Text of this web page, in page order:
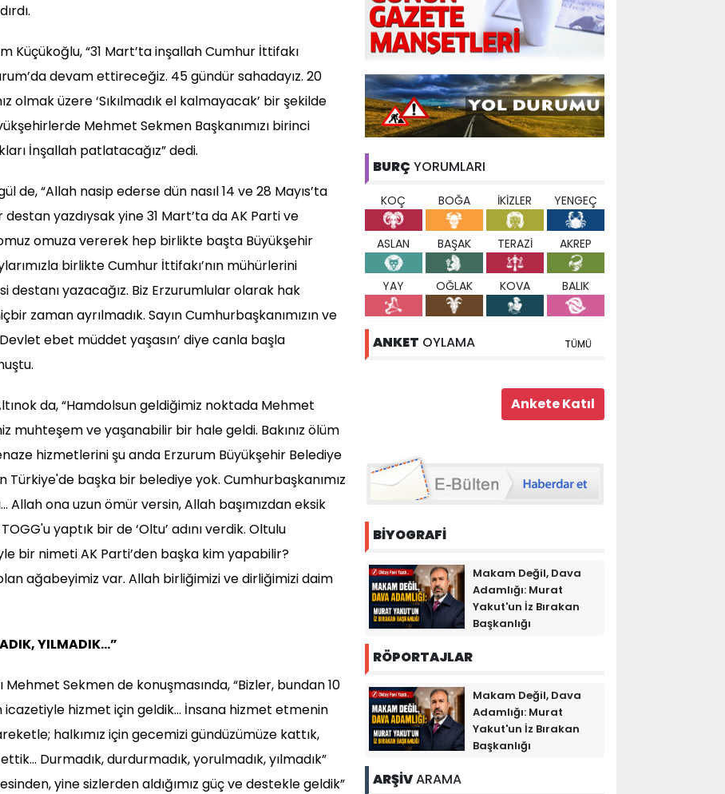
Küçükoğlu, “31 Mart’ta inşallah Cumhur İttifakı
devam ettireceğiz. 45 gündür sahadayız. 20
olmak üzere ‘Sıkılmadık el kalmayacak’ bir şekilde
Mehmet Sekmen Başkanımızı birinci
İnşallah patlatacağız” dedi.
de, “Allah nasip ederse dün nasıl 14 ve 28 Mayıs’ta
yazdıysak yine 31 Mart’ta da AK Parti ve
omuza vererek hep birlikte başta Büyükşehir
birlikte Cumhur İttifakı’nın mühürlerini
yazacağız. Biz Erzurumlular olarak hak
zaman ayrılmadık. Sayın Cumhurbaşkanımızın ve
ebet müddet yaşasın’ diye canla başla
da, “Hamdolsun geldiğimiz noktada Mehmet
muhteşem ve yaşanabilir bir hale geldi. Bakınız ölüm
hizmetlerini şu anda Erzurum Büyükşehir Belediye
Türkiye'de başka bir belediye yok. Cumhurbaşkanımız
Allah ona uzun ömür versin, Allah başımızdan eksik
yaptık bir de ‘Oltu’ adını verdik. Oltulu
bir nimeti AK Parti’den başka kim yapabilir?
ağabeyimiz var. Allah birliğimizi ve dirliğimizi daim
YILMADIK…”
Sekmen de konuşmasında, “Bizler, bundan 10
icazetiyle hizmet için geldik… İnsana hizmet etmenin
halkımız için gecemizi gündüzümüze kattık,
Durmadık, durdurmadık, yorulmadık, yılmadık”
yine sizlerden aldığımız güç ve destekle geldik”
BURÇ YORUMLARI
KOÇ BOĞA İKİZLER YENGEÇ
ASLAN BAŞAK TERAZİ AKREP
YAY OĞLAK KOVA BALIK
ANKET OYLAMA TÜMÜ
BİYOGRAFİ
Makam Değil, Dava
Adamlığı: Murat
Yakut'un İz Bırakan
Başkanlığı
RÖPORTAJLAR
Makam Değil, Dava
Adamlığı: Murat
Yakut'un İz Bırakan
Başkanlığı
ARŞİVARAMA